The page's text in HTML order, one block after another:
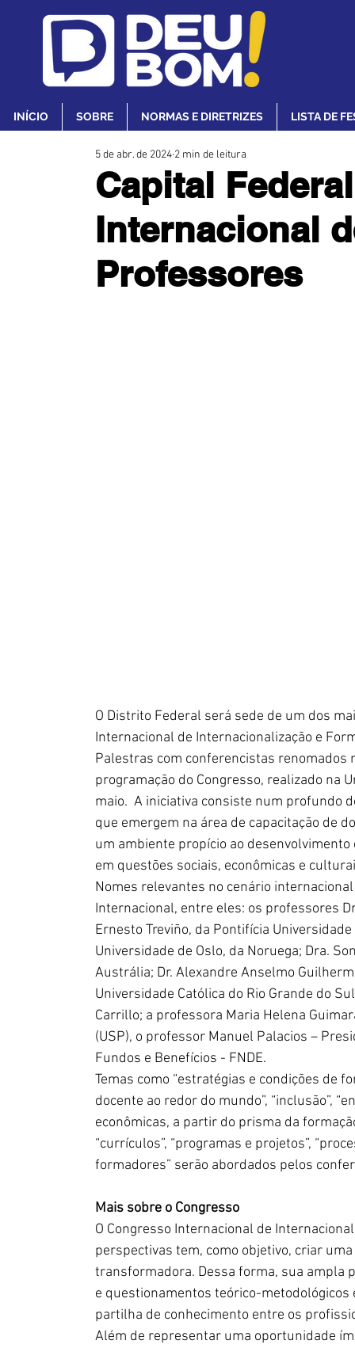
INÍCIO SOBRE NORMAS E DIRETRIZES LISTA DE
Capital
Internacional
Professores
5 de abr. de 2024 2 min de leitura
O Distrito Federal será sede de um dos
Internacional de Internacionalização e
Palestras com conferencistas
programação do Congresso, realizado na
maio.  A iniciativa consiste num profundo
que emergem na área de capacitação de
um ambiente propício ao
em questões sociais, econômicas e
Nomes relevantes no cenário
Internacional, entre eles: os professores
Ernesto Treviño, da Pontifícia
Universidade de Oslo, da Noruega; Dra.
Austrália; Dr. Alexandre Anselmo
Universidade Católica do Rio Grande do
Carrillo; a professora Maria Helena
(USP), o professor Manuel Palacios –
Fundos e Benefícios - FNDE.
Temas como “estratégias e condições de
docente ao redor do mundo”, “inclusão”,
econômicas, a partir do prisma da
“currículos”, “programas e projetos”,
formadores” serão abordados pelos
Mais sobre o Congresso
O Congresso Internacional de
perspectivas tem, como objetivo, criar
transformadora. Dessa forma, sua ampla
e questionamentos teórico-
partilha de conhecimento entre os
Além de representar uma oportunidade